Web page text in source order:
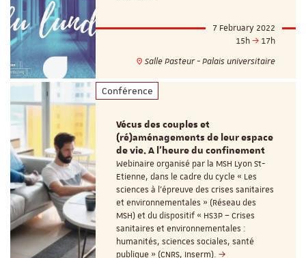
7 February 2022
15h
17h
Salle Pasteur - Palais universitaire
Conférence
Vécus des couples et
(ré)aménagements de leur espace
de vie. A l’heure du confinement
Webinaire organisé par la MSH Lyon St-
Etienne, dans le cadre du cycle « Les
sciences à l’épreuve des crises sanitaires
et environnementales » (Réseau des
MSH) et du dispositif « HS3P – Crises
sanitaires et environnementales :
humanités, sciences sociales, santé
publique » (CNRS, Inserm).